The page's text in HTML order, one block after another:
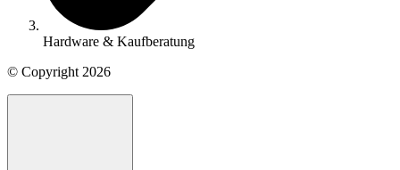
Hardware & Kaufberatung
© Copyright 2026